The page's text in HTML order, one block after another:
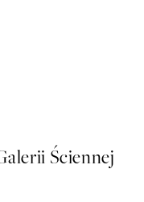
Ściennej